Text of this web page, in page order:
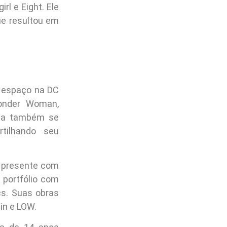
e Eight. Ele
resultou em
na DC
Woman,
também se
seu
com
portfólio com
Suas obras
e LOW.